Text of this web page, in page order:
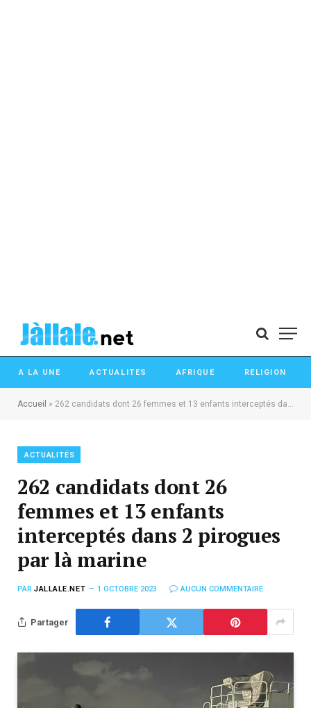
A LA UNE ACTUALITES AFRIQUE RELIGION
Accueil » 262 candidats dont 26 femmes et 13 enfants interceptés dans 2 pirogues par là marine
ACTUALITÉS
262 candidats dont 26
femmes et 13 enfants
interceptés dans 2 pirogues
par là marine
PAR JALLALE.NET 1 OCTOBRE 2023 AUCUN COMMENTAIRE
Partager